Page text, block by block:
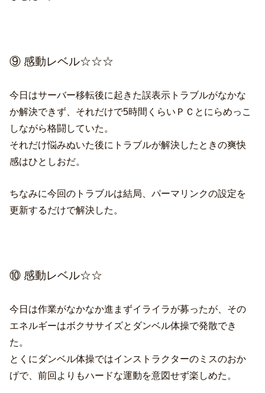
⑨ 感動レベル☆☆☆
今日はサーバー移転後に起きた誤表示トラブルがなかな
か解決できず、それだけで5時間くらいＰＣとにらめっこ
しながら格闘していた。
それだけ悩みぬいた後にトラブルが解決したときの爽快
感はひとしおだ。
ちなみに今回のトラブルは結局、パーマリンクの設定を
更新するだけで解決した。
⑩ 感動レベル☆☆
今日は作業がなかなか進まずイライラが募ったが、その
エネルギーはボクササイズとダンベル体操で発散でき
た。
とくにダンベル体操ではインストラクターのミスのおか
げで、前回よりもハードな運動を意図せず楽しめた。